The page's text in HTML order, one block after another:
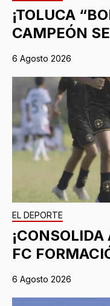
¡TOLUCA
CAMPEÓN
6 Agosto 2026
EL DEPORTE
FC
6 Agosto 2026